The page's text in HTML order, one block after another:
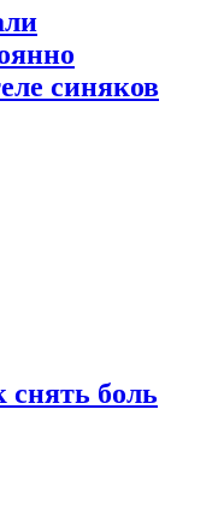
синяков
снять боль